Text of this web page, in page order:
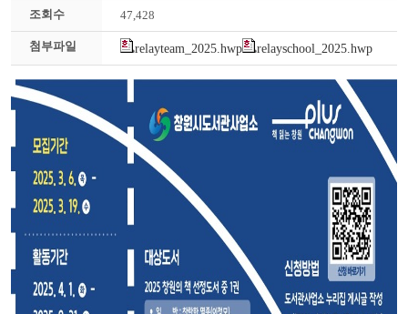
조회수 47,428
첨부파일 relayteam_2025.hwp relayschool_2025.hwp